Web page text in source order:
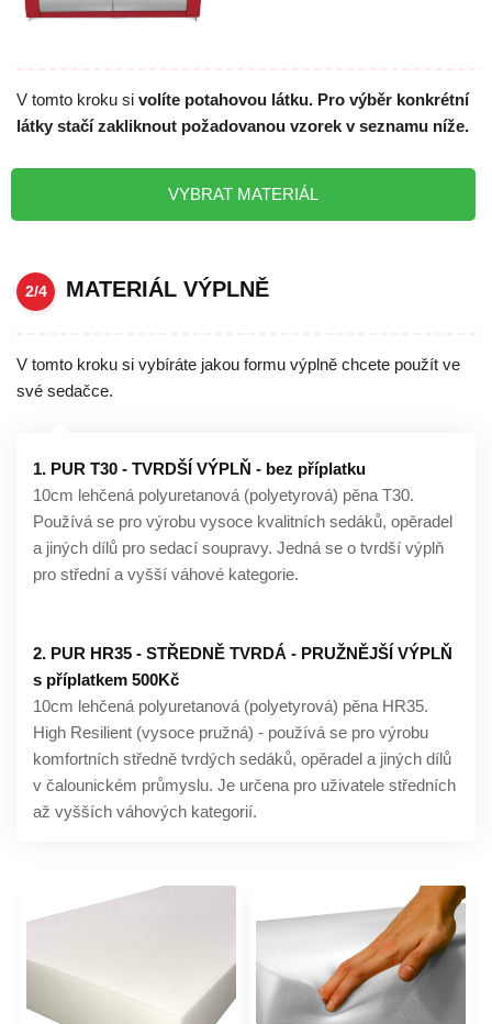
V tomto kroku si volíte potahovou látku. Pro výběr konkrétní
látky stačí zakliknout požadovanou vzorek v seznamu níže.
VYBRAT MATERIÁL
2/4 MATERIÁL VÝPLNĚ
V tomto kroku si vybíráte jakou formu výplně chcete použít ve
své sedačce.
1. PUR T30 - TVRDŠÍ VÝPLŇ - bez příplatku
10cm lehčená polyuretanová (polyetyrová) pěna T30.
Používá se pro výrobu vysoce kvalitních sedáků, opěradel
a jiných dílů pro sedací soupravy. Jedná se o tvrdší výplň
pro střední a vyšší váhové kategorie.
2. PUR HR35 - STŘEDNĚ TVRDÁ - PRUŽNĚJŠÍ VÝPLŇ
s příplatkem 500Kč
10cm lehčená polyuretanová (polyetyrová) pěna HR35.
High Resilient (vysoce pružná) - používá se pro výrobu
komfortních středně tvrdých sedáků, opěradel a jiných dílů
v čalounickém průmyslu. Je určena pro uživatele středních
až vyšších váhových kategorií.